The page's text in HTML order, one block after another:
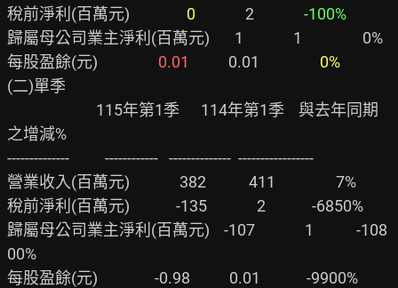
稅前淨利(百萬元) 0
              2
-100%
歸屬母公司業主淨利(百萬元)       1              1                 0%
每股盈餘(元) 0.01
           0.01
0%
(二)單季
之增減%
--------------          ------------   --------------  -----------------
營業收入(百萬元)              382            411                 7%
稅前淨利(百萬元)             -135              2             -6850%
歸屬母公司業主淨利(百萬元)    -107              1            -108
00%
每股盈餘(元)                -0.98           0.01             -9900%